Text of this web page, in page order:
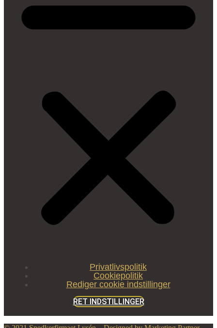
Privatlivspolitik
Cookiepolitik
Rediger cookie indstillinger
RET INDSTILLINGER